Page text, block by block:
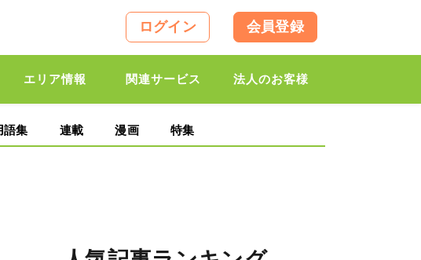
ログイン 会員登録
エリア情報 関連サービス 法人のお客様
語集 連載 漫画 特集